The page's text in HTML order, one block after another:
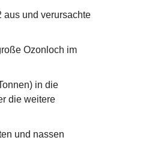
aus und verursachte
Ozonloch im
in die
die weitere
und nassen